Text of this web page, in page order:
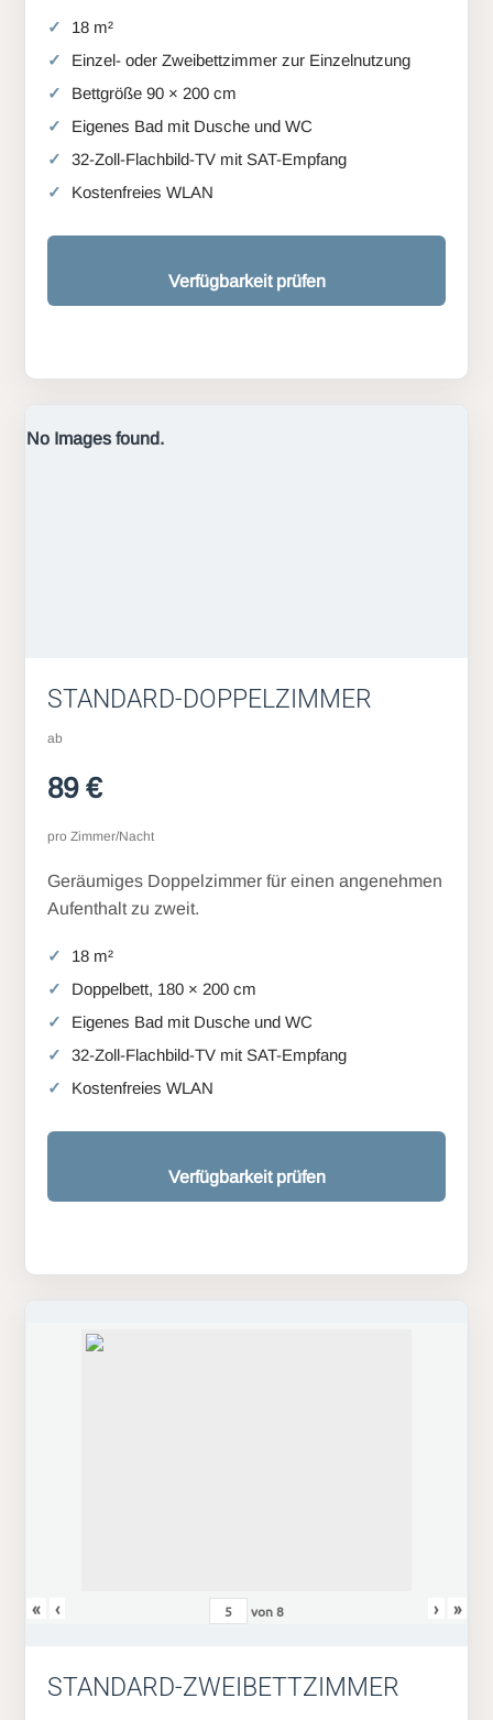
18 m²
Einzel- oder Zweibettzimmer zur Einzelnutzung
Bettgröße 90 × 200 cm
Eigenes Bad mit Dusche und WC
32-Zoll-Flachbild-TV mit SAT-Empfang
Kostenfreies WLAN
Verfügbarkeit prüfen
No Images found.
STANDARD-DOPPELZIMMER
ab
89 €
pro Zimmer/Nacht
Geräumiges Doppelzimmer für einen angenehmen
Aufenthalt zu zweit.
18 m²
Doppelbett, 180 × 200 cm
Eigenes Bad mit Dusche und WC
32-Zoll-Flachbild-TV mit SAT-Empfang
Kostenfreies WLAN
Verfügbarkeit prüfen
« ‹ von8 › »
STANDARD-ZWEIBETTZIMMER